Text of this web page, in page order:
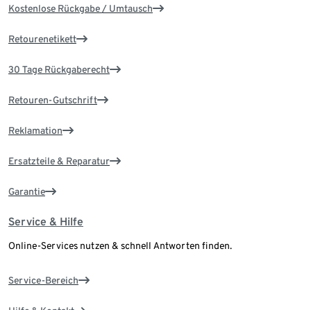
Kostenlose Rückgabe / Umtausch
Retourenetikett
30 Tage Rückgaberecht
Retouren-Gutschrift
Reklamation
Ersatzteile & Reparatur
Garantie
Service & Hilfe
Online-Services nutzen & schnell Antworten finden.
Service-Bereich